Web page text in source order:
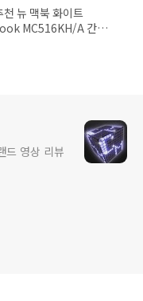
천 뉴 맥북 화이트
MC516KH/A 간단
드 영상 리뷰